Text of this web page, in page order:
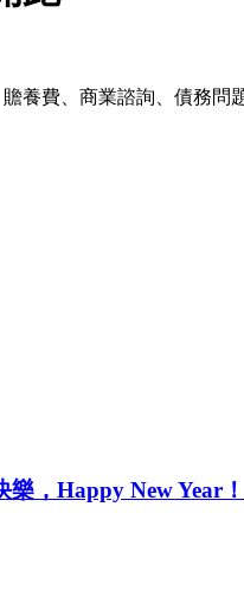
養費、商業諮詢、債務
，Happy New Year！